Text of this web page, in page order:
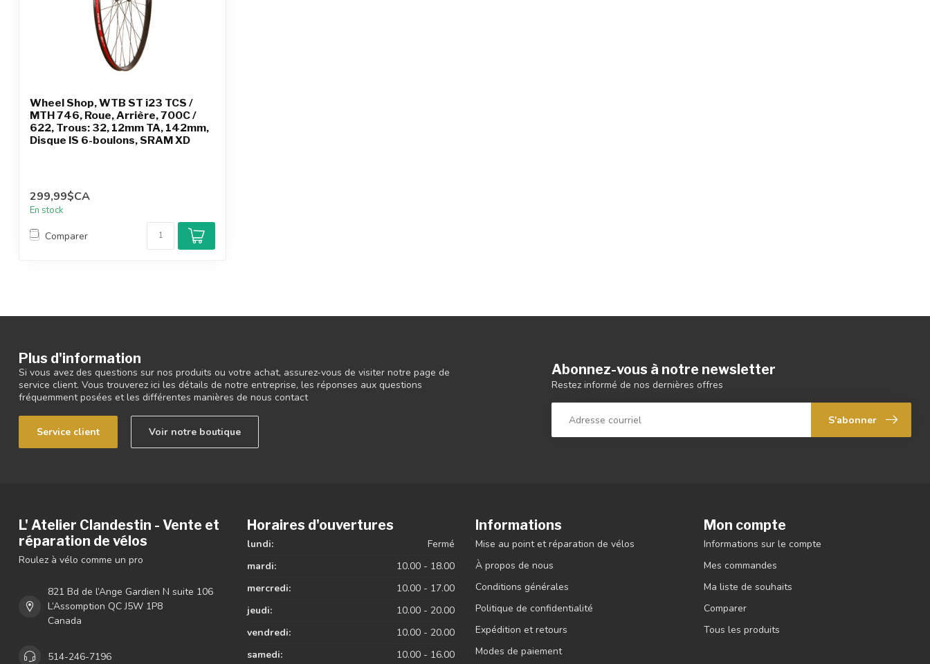
Wheel Shop, WTB ST i23 TCS /
MTH 746, Roue, Arrière, 700C /
622, Trous: 32, 12mm TA, 142mm,
Disque IS 6-boulons, SRAM XD
299,99$CA
En stock
Comparer
Plus d'information
Si vous avez des questions sur nos produits ou votre achat, assurez-vous de visiter notre page de
service client. Vous trouverez ici les détails de notre entreprise, les réponses aux questions
fréquemment posées et les différentes manières de nous contact
Service client Voir notre boutique
Abonnez-vous à notre newsletter
Restez informé de nos dernières offres
S'abonner
L' Atelier Clandestin - Vente et
réparation de vélos
Roulez à vélo comme un pro
821 Bd de l’Ange Gardien N suite 106
L’Assomption QC J5W 1P8
Canada
514-246-7196
Horaires d'ouvertures
lundi:
Fermé
mardi:
10.00 - 18.00
mercredi:
10.00 - 17.00
jeudi:
10.00 - 20.00
vendredi:
10.00 - 20.00
samedi:
10.00 - 16.00
Informations
Mise au point et réparation de vélos
À propos de nous
Conditions générales
Politique de confidentialité
Expédition et retours
Modes de paiement
Mon compte
Informations sur le compte
Mes commandes
Ma liste de souhaits
Comparer
Tous les produits